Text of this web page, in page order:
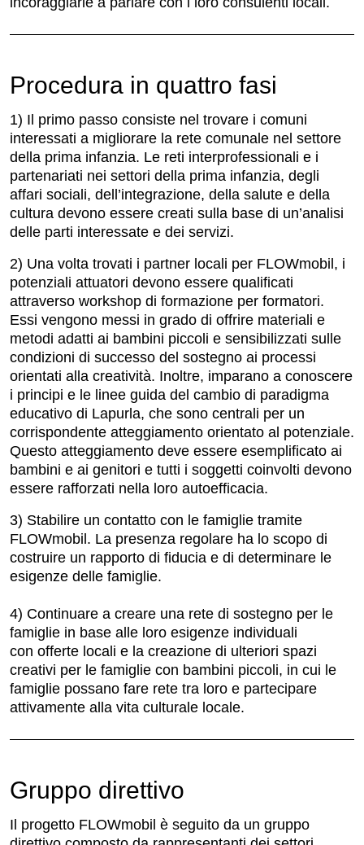
Procedura in quattro fasi
1) Il primo passo consiste nel trovare i comuni
interessati a migliorare la rete comunale nel settore
della prima infanzia. Le reti interprofessionali e i
partenariati nei settori della prima infanzia, degli
affari sociali, dell’integrazione, della salute e della
cultura devono essere creati sulla base di un’analisi
delle parti interessate e dei servizi.
2) Una volta trovati i partner locali per FLOWmobil, i
potenziali attuatori devono essere qualificati
attraverso workshop di formazione per formatori.
Essi vengono messi in grado di offrire materiali e
metodi adatti ai bambini piccoli e sensibilizzati sulle
condizioni di successo del sostegno ai processi
orientati alla creatività. Inoltre, imparano a conoscere
i principi e le linee guida del cambio di paradigma
educativo di Lapurla, che sono centrali per un
corrispondente atteggiamento orientato al potenziale.
Questo atteggiamento deve essere esemplificato ai
bambini e ai genitori e tutti i soggetti coinvolti devono
essere rafforzati nella loro autoefficacia.
3) Stabilire un contatto con le famiglie tramite
FLOWmobil. La presenza regolare ha lo scopo di
costruire un rapporto di fiducia e di determinare le
esigenze delle famiglie.
4) Continuare a creare una rete di sostegno per le
famiglie in base alle loro esigenze individuali
con offerte locali e la creazione di ulteriori spazi
creativi per le famiglie con bambini piccoli, in cui le
famiglie possano fare rete tra loro e partecipare
attivamente alla vita culturale locale.
Gruppo direttivo
Il progetto FLOWmobil è seguito da un gruppo